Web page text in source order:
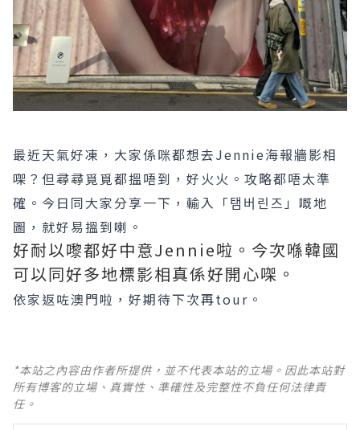
最近天氣好凍，大家係咪都想去Jennie海報牆影相
㗎？但尋尋覓覓都搵唔到，好火火。攻略都唔太準
確。今日同大家分享一下，輸入「탬버린즈」嘅地
圖，就好易搵到喇。
好耐以嚟都好中意Jennie啦。今次喺韓國
可以同好多地標影相真係好開心㗎。
依家返咗澳門啦，好期待下次再tour。
*本站之內容由作者所提供，並不代表本站的立場。因此本站對
所有博客的立場、真實性、準確性及完整性不負任何法律責
任。